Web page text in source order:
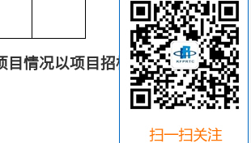
情况以项目招标公告